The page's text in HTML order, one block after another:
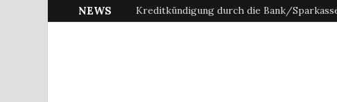
NEWS Kreditkündigung durch die Bank/